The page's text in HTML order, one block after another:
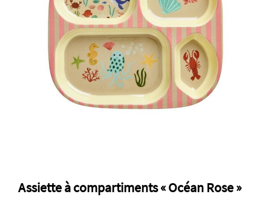
Assiette à compartiments « Océan Rose »